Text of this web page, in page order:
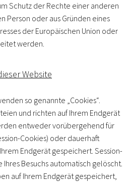
Schutz der Rechte einer anderen
Person oder aus Gründen eines
der Europäischen Union oder
werden.
Website
so genannte „Cookies“.
und richten auf Ihrem Endgerät
entweder vorübergehend für
Cookies) oder dauerhaft
Endgerät gespeichert. Session-
Ihres Besuchs automatisch gelöscht.
auf Ihrem Endgerät gespeichert,